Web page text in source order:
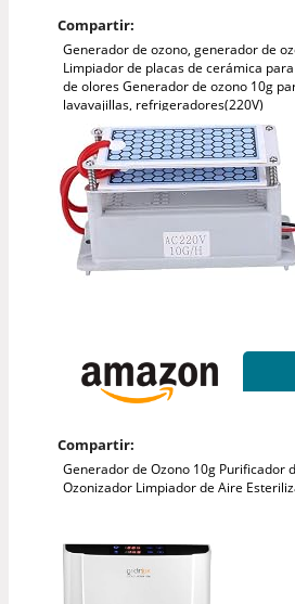
Compartir:
Generador de ozono, generador de
Limpiador de placas de cerámica
de olores Generador de ozono 10g
lavavajillas, refrigeradores(220V)
Compartir:
Generador de Ozono 10g Purificador
Ozonizador Limpiador de Aire